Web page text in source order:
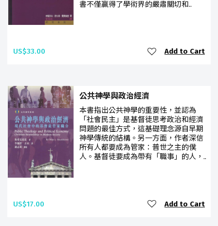
書不僅贏得了學術界的嚴肅關切和..
US$33.00 Add to Cart
公共神學與政治經濟
本書指出公共神學的重要性，並認為
「社會民主」是基督徒思考政治和經濟
問題的最佳方式，這基礎理念源自早期
神學傳統的結構。另一方面，作者深信
所有人都要成為管家：普世之主的僕
人。基督徒要成為帶有「職事」的人，..
US$17.00 Add to Cart